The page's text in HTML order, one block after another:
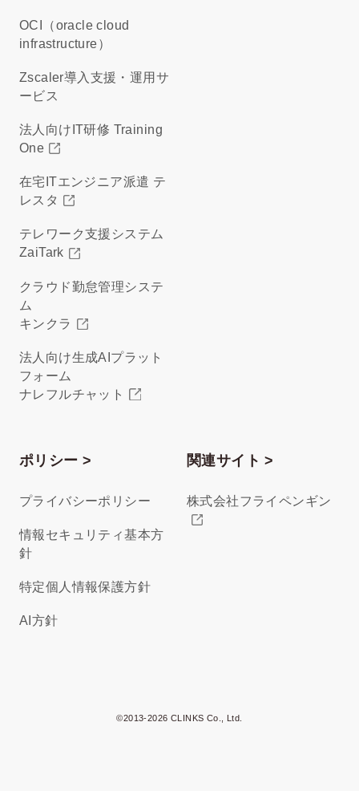
OCI（oracle cloud
infrastructure）
Zscaler導入支援・運用サ
ービス
法人向けIT研修 Training
One
在宅ITエンジニア派遣 テ
レスタ
テレワーク支援システム
ZaiTark
クラウド勤怠管理システ
ム
キンクラ
法人向け生成AIプラット
フォーム
ナレフルチャット
ポリシー >
プライバシーポリシー
情報セキュリティ基本方
針
特定個人情報保護方針
AI方針
関連サイト >
株式会社フライペンギン
©2013-2026 CLINKS Co., Ltd.